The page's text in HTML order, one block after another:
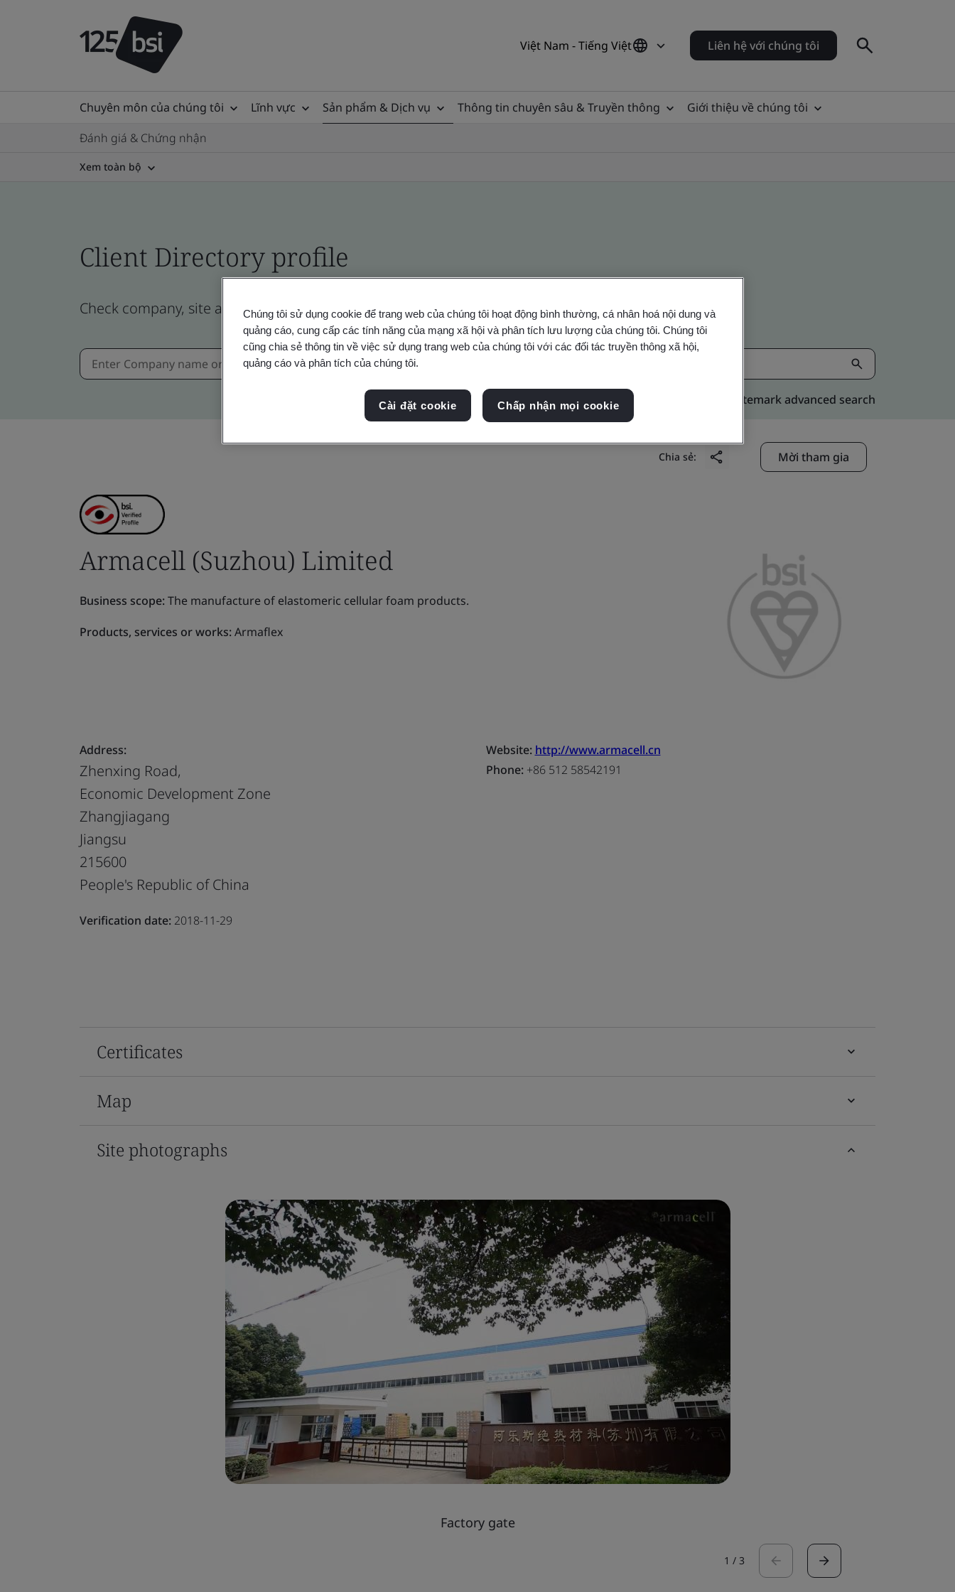
Việt Nam - Tiếng Việt Liên hệ với chúng tôi
Chuyên môn của chúng tôi Lĩnh vực Sản phẩm & Dịch vụ Thông tin chuyên sâu & Truyền thông
Giới thiệu về chúng tôi
Đánh giá & Chứng nhận
Xem toàn bộ
Client Directory profile
Check company, site and product certificates - Validation and Verification
Kitemark advanced search
Chia sẻ: Mời tham gia
Armacell (Suzhou) Limited
Business scope:The manufacture of elastomeric cellular foam products.
Products, services or works:Armaflex
Address:
Zhenxing Road,
Economic Development Zone
Zhangjiagang
Jiangsu
215600
People's Republic of China
Verification date: 2018-11-29
Website: http://www.armacell.cn
Phone:+86 512 58542191
Certificates
Map
Site photographs
Factory gate
1 / 3
Chúng tôi sử dụng cookie để trang web của chúng tôi hoạt động bình thường, cá nhân hoá nội dung và
quảng cáo, cung cấp các tính năng của mạng xã hội và phân tích lưu lượng của chúng tôi. Chúng tôi
cũng chia sẻ thông tin về việc sử dụng trang web của chúng tôi với các đối tác truyền thông xã hội,
quảng cáo và phân tích của chúng tôi.
Cài đặt cookie Chấp nhận mọi cookie